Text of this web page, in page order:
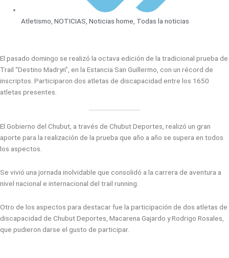
Atletismo,NOTICIAS,Noticias home, Todas la noticias
El pasado domingo se realizó la octava edición de la tradicional prueba de
Trail “Destino Madryn”, en la Estancia San Guillermo, con un récord de
inscriptos. Participaron dos atletas de discapacidad entre los 1650
atletas presentes.
El Gobierno del Chubut, a través de Chubut Deportes, realizó un gran
aporte para la realización de la prueba que año a año se supera en todos
los aspectos.
Se vivió una jornada inolvidable que consolidó a la carrera de aventura a
nivel nacional e internacional del trail running.
Otro de los aspectos para destacar fue la participación de dos atletas de
discapacidad de Chubut Deportes, Macarena Gajardo y Rodrigo Rosales,
que pudieron darse el gusto de participar.